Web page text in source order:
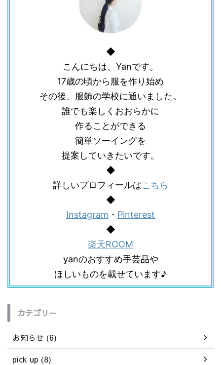
◆
こんにちは、Yanです。
17歳の頃から服を作り始め
その後、服飾の学校に通いました。
誰でも楽しくおおらかに
作ることができる
簡単ソーイングを
提案していきたいです。
◆
詳しいプロフィールはこちら
◆
Instagram ・ Pinterest
◆
楽天ROOM
yanのおすすめ手芸品や
ほしいものを載せています♪
カテゴリー
お知らせ (6)
pick up (8)